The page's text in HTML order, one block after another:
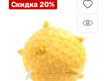
Скидка 20%